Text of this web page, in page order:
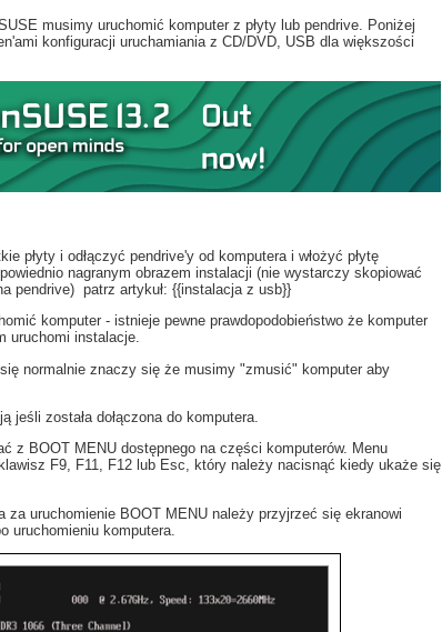
musimy uruchomić komputer z płyty lub pendrive. Poniżej
konfiguracji uruchamiania z CD/DVD, USB dla większości
płyty i odłączyć pendrive'y od komputera i włożyć płytę
nagranym obrazem instalacji (nie wystarczy skopiować
pendrive) patrz artykuł: {{instalacja z usb}}
komputer - istnieje pewne prawdopodobieństwo że komputer
uruchomi instalacje.
normalnie znaczy się że musimy "zmusić" komputer aby
jeśli została dołączona do komputera.
z BOOT MENU dostępnego na części komputerów. Menu
F9, F11, F12 lub Esc, który należy nacisnąć kiedy ukaże się
za uruchomienie BOOT MENU należy przyjrzeć się ekranowi
uruchomieniu komputera.